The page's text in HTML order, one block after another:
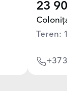
23
Teren: